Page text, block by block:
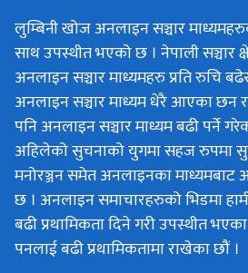
लुम्बिनी खोज अनलाइन सञ्चार
साथ उपस्थीत भएको छ । नेपाली सञ्चार
अनलाइन सञ्चार माध्यमहरु प्रति रुचि
अनलाइन सञ्चार माध्यम धेरै आएका छन
पनि अनलाइन सञ्चार माध्यम बढी पर्ने
अहिलेको सुचनाको युगमा सहज रुपमा
मनोरञ्जन समेत अनलाइनका माध्यमबाट
छ । अनलाइन समाचारहरुको भिडमा
बढी प्रथामिकता दिने गरी उपस्थीत
पनलाई बढी प्रथामिकतामा राखेका छौं ।